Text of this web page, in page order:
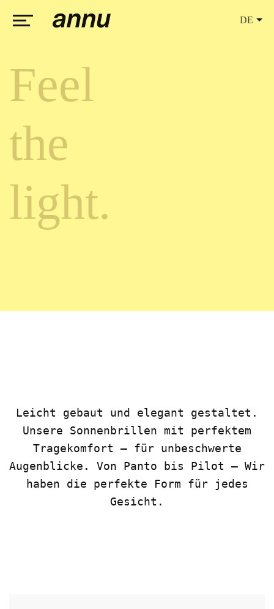
Feel
the
light.
Leicht gebaut und elegant gestaltet.
Unsere Sonnenbrillen mit perfektem
Tragekomfort – für unbeschwerte
Augenblicke. Von Panto bis Pilot – Wir
haben die perfekte Form für jedes
Gesicht.
DE